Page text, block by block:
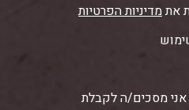
אתמדיניות הפרטיות
אני מסכים/ה לקבלת